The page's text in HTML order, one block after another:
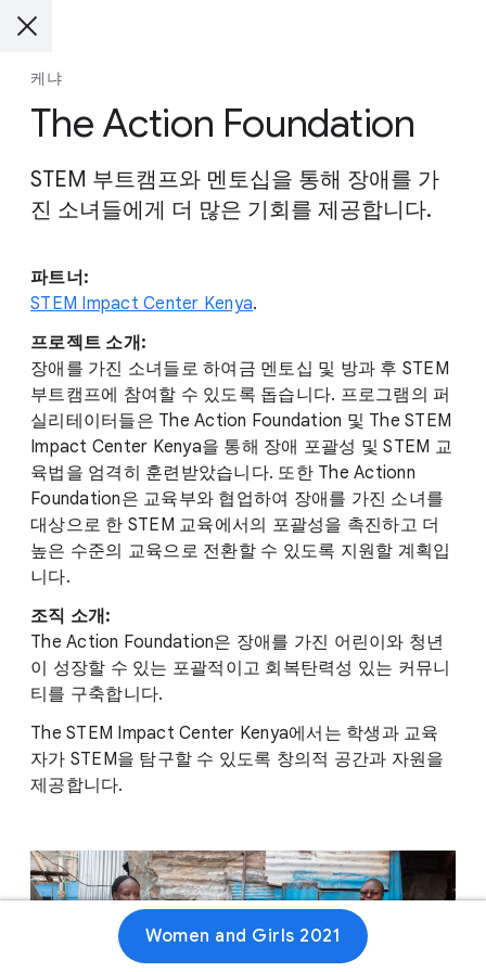
케냐
The Action Foundation
STEM 부트캠프와 멘토십을 통해 장애를 가
진 소녀들에게 더 많은 기회를 제공합니다.
파트너:
STEM Impact Center Kenya.
프로젝트 소개:
장애를 가진 소녀들로 하여금 멘토십 및 방과 후 STEM
부트캠프에 참여할 수 있도록 돕습니다. 프로그램의 퍼
실리테이터들은 The Action Foundation 및 The STEM
Impact Center Kenya을 통해 장애 포괄성 및 STEM 교
육법을 엄격히 훈련받았습니다. 또한 The Actionn
Foundation은 교육부와 협업하여 장애를 가진 소녀를
대상으로 한 STEM 교육에서의 포괄성을 촉진하고 더
높은 수준의 교육으로 전환할 수 있도록 지원할 계획입
니다.
조직 소개:
The Action Foundation은 장애를 가진 어린이와 청년
이 성장할 수 있는 포괄적이고 회복탄력성 있는 커뮤니
티를 구축합니다.
The STEM Impact Center Kenya에서는 학생과 교육
자가 STEM을 탐구할 수 있도록 창의적 공간과 자원을
제공합니다.
Women and Girls 2021